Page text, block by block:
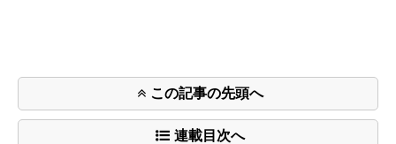
この記事の先頭へ
連載目次へ